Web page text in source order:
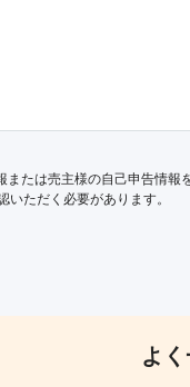
たは売主様の自己申告情報
ただく必要があります。
よ